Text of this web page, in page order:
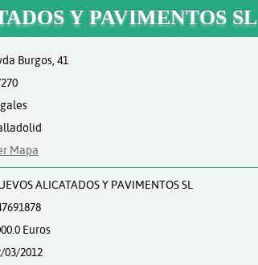
Y PAVIMENTOS SL
Burgos, 41
Mapa
ALICATADOS Y PAVIMENTOS SL
Euros
03/2012